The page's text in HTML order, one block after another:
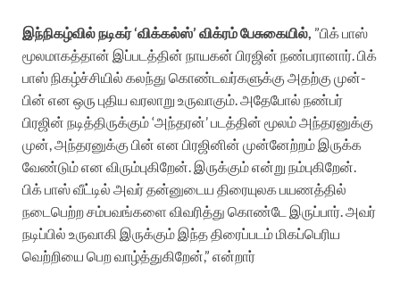
இந்நிகழ்வில் நடிகர் ‘விக்கல்ஸ்’ விக்ரம் பேசுகையில், ”பிக் பாஸ்
மூலமாகத்தான் இப்படத்தின் நாயகன் பிரஜின் நண்பரானார். பிக்
பாஸ் நிகழ்ச்சியில் கலந்து கொண்டவர்களுக்கு அதற்கு முன்-
பின் என ஒரு புதிய வரலாறு உருவாகும். அதேபோல் நண்பர்
பிரஜின் நடித்திருக்கும் ‘அந்தரன்’ படத்தின் மூலம் அந்தரனுக்கு
முன், அந்தரனுக்கு பின் என பிரஜினின் முன்னேற்றம் இருக்க
வேண்டும் என விரும்புகிறேன். இருக்கும் என்று நம்புகிறேன்.
பிக் பாஸ் வீட்டில் அவர் தன்னுடைய திரையுலக பயணத்தில்
நடைபெற்ற சம்பவங்களை விவரித்து கொண்டே இருப்பார். அவர்
நடிப்பில் உருவாகி இருக்கும் இந்த திரைப்படம் மிகப்பெரிய
வெற்றியை பெற வாழ்த்துகிறேன்,” என்றார்